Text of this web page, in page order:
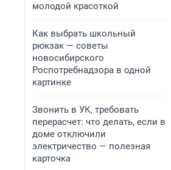
молодой красоткой
Как выбрать школьный
рюкзак — советы
новосибирского
Роспотребнадзора в одной
картинке
Звонить в УК, требовать
перерасчет: что делать, если в
доме отключили
электричество — полезная
карточка